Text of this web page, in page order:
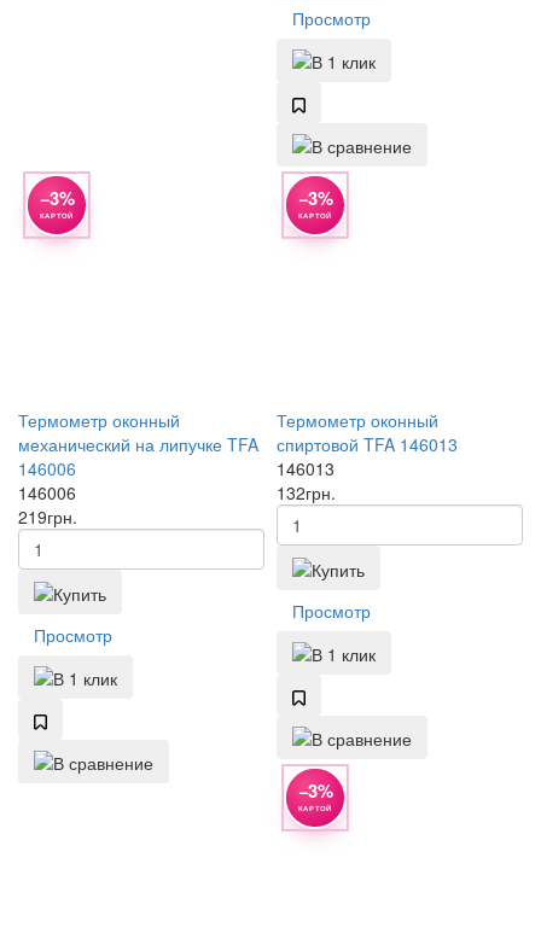
Просмотр
−3%
КАРТОЙ
Термометр оконный
механический на липучке TFA
146006
146006
219грн.
Просмотр
−3%
КАРТОЙ
Термометр оконный
спиртовой TFA 146013
146013
132грн.
Просмотр
−3%
КАРТОЙ